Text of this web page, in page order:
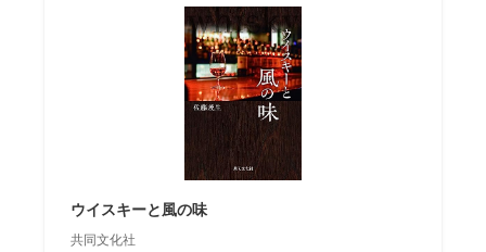
ウイスキーと風の味
共同文化社